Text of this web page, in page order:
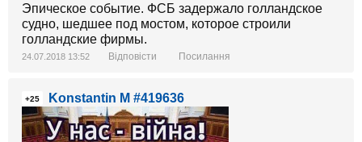
Эпическое событие. ФСБ задержало голландское
судно, шедшее под мостом, которое строили
голландские фирмы.
24.07.2018 13:52 Відповісти Посилання
+25 Konstantin M #419636